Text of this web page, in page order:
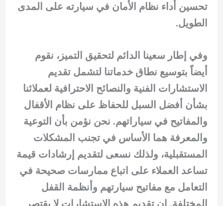
تحسين أداء نظام الأمان في سيارته على المدى
الطويل.
وفي إطار سعينا الدائم لتحقيق التميز، نقوم
أيضاً بتوسيع نطاق خدماتنا لتشمل تقديم
الاستشارات الفنية والنصائح الاحترافية لعملائنا
بشأن أفضل السبل للحفاظ على نظام الأقفال
والمفاتيح في سياراتهم. نحن نؤمن بأن التوعية
والمعرفة هما الأساس في تجنب المشكلات
المستقبلية، ولذلك نسعى لتقديم إرشادات قيمة
تساعد العملاء على اتباع ممارسات صحيحة في
التعامل مع مفاتيح سيارتهم وأنظمة القفل
المختلفة. إن تقديم هذه الاستشارات لا يقتصر